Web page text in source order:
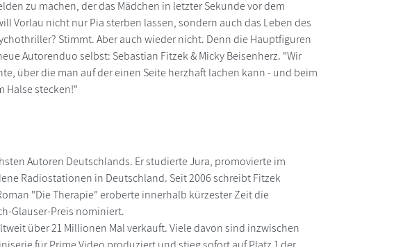
zu machen, der das Mädchen in letzter Sekunde vor dem
Vorlau nicht nur Pia sterben lassen, sondern auch das Leben des
Stimmt. Aber auch wieder nicht. Denn die Hauptfiguren
Autorenduo selbst: Sebastian Fitzek & Micky Beisenherz. "Wir
über die man auf der einen Seite herzhaft lachen kann - und beim
Halse stecken!"
Autoren Deutschlands. Er studierte Jura, promovierte im
Radiostationen in Deutschland. Seit 2006 schreibt Fitzek
"Die Therapie" eroberte innerhalb kürzester Zeit die
Glauser-Preis nominiert.
über 21 Millionen Mal verkauft. Viele davon sind inzwischen